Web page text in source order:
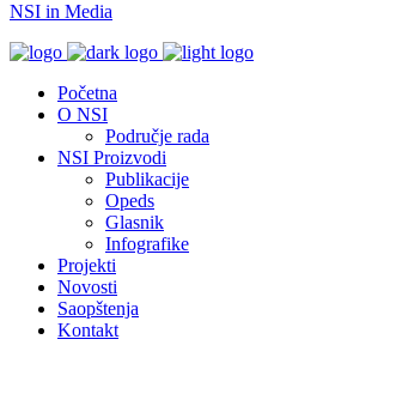
NSI in Media
Početna
O NSI
Područje rada
NSI Proizvodi
Publikacije
Opeds
Glasnik
Infografike
Projekti
Novosti
Saopštenja
Kontakt